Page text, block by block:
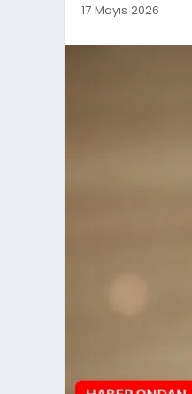
17 Mayıs 2026